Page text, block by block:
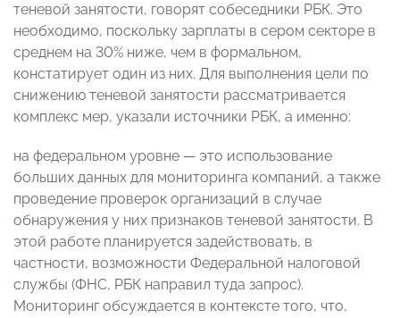
теневой занятости, говорят собеседники РБК. Это
необходимо, поскольку зарплаты в сером секторе в
среднем на 30% ниже, чем в формальном,
констатирует один из них. Для выполнения цели по
снижению теневой занятости рассматривается
комплекс мер, указали источники РБК, а именно:
на федеральном уровне — это использование
больших данных для мониторинга компаний, а также
проведение проверок организаций в случае
обнаружения у них признаков теневой занятости. В
этой работе планируется задействовать, в
частности, возможности Федеральной налоговой
службы (ФНС, РБК направил туда запрос).
Мониторинг обсуждается в контексте того, что,